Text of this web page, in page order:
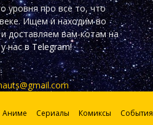
уровня про все то, что
Ищем и находим во
доставляем вам-котам на
насв Telegram!
Аниме Сериалы Комиксы События